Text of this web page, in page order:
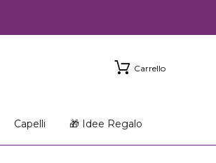
Carrello
Capelli 🎁 Idee Regalo